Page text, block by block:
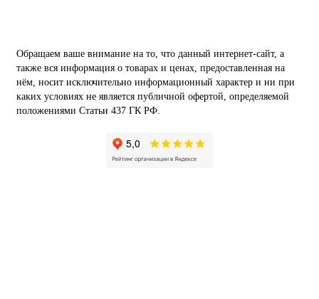
Обращаем ваше внимание на то, что данный интернет-сайт, а
также вся информация о товарах и ценах, предоставленная на
нём, носит исключительно информационный характер и ни при
каких условиях не является публичной офертой, определяемой
положениями Статьи 437 ГК РФ.